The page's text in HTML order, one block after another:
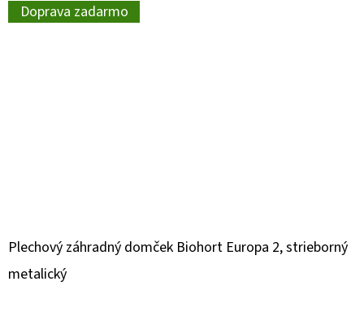
Doprava zadarmo
Plechový záhradný domček Biohort Europa 2, strieborný
metalický